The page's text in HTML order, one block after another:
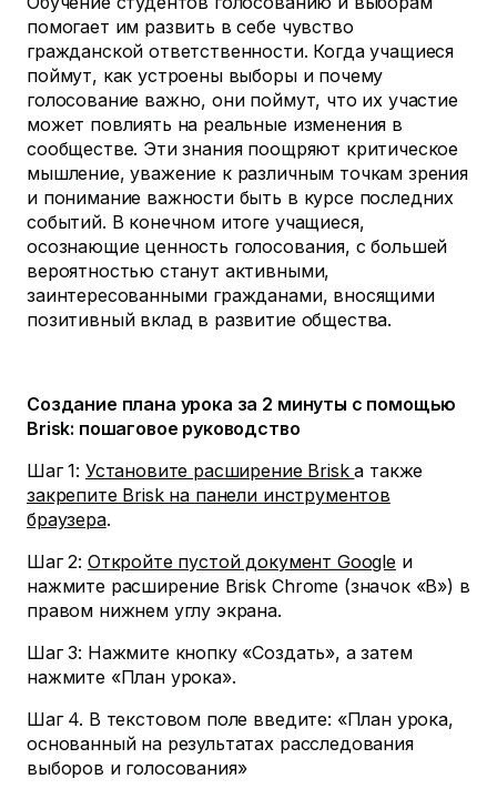
помогает им развить в себе чувство
гражданской ответственности. Когда учащиеся
поймут, как устроены выборы и почему
голосование важно, они поймут, что их участие
может повлиять на реальные изменения в
сообществе. Эти знания поощряют критическое
мышление, уважение к различным точкам зрения
и понимание важности быть в курсе последних
событий. В конечном итоге учащиеся,
осознающие ценность голосования, с большей
вероятностью станут активными,
заинтересованными гражданами, вносящими
позитивный вклад в развитие общества.
Создание плана урока за 2 минуты с помощью
Brisk: пошаговое руководство
Шаг 1: Установите расширение Briskа также
закрепите Brisk на панели инструментов
браузера.
Шаг 2: Откройте пустой документ Googleи
нажмите расширение Brisk Chrome (значок «B») в
правом нижнем углу экрана.
Шаг 3: Нажмите кнопку «Создать», а затем
нажмите «План урока».
Шаг 4. В текстовом поле введите: «План урока,
основанный на результатах расследования
выборов и голосования»